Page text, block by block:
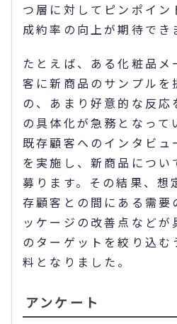
つ層に対してピンポイン
成約率の向上が期待でき
たとえば、ある化粧品メ
客に新商品のサンプルを
の、あまり好意的な反応
の具体化が急務となって
既存顧客へのインタビュ
を実施し、新商品につい
募ります。その結果、想
存顧客との間にある需要
ッケージの改善点など
のターゲットを絞り込
料となりました。
アンケート